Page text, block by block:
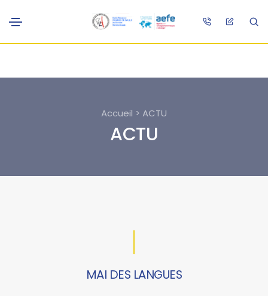
Accueil > ACTU
ACTU
MAI DES LANGUES